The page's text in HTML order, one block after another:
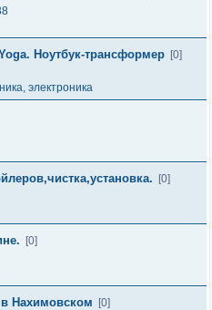
Ноутбук-трансформер [0]
электроника
[0]
[0]
Нахимовском
[0]